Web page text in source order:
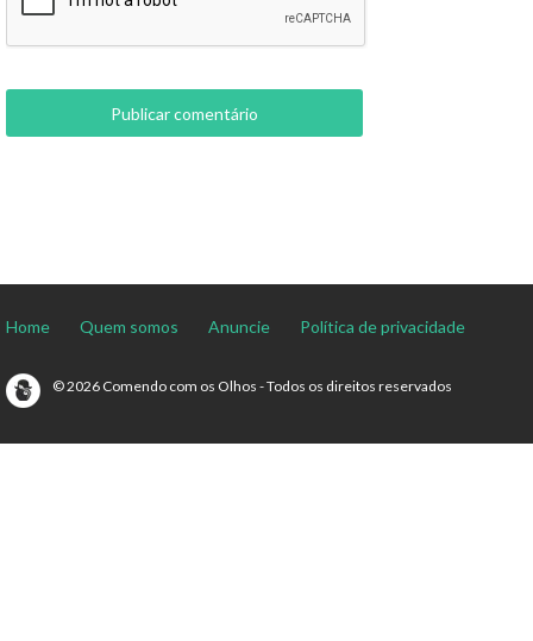
Home Quem somos Anuncie Política de privacidade
© 2026 Comendo com os Olhos - Todos os direitos reservados